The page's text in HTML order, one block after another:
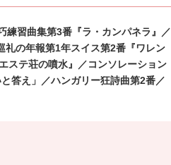
練習曲集第3番『ラ・カンパネラ』／
礼の年報第1年スイス第2番『ワレン
ステ荘の噴水』／コンソレーション
答え」／ハンガリー狂詩曲第2番／